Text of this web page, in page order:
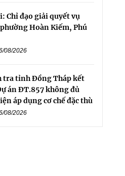
Chỉ đạo giải quyết vụ
Hoàn Kiếm, Phú
08/2026
tra tỉnh Đồng Tháp kết
án ĐT.857 không đủ
áp dụng cơ chế đặc thù
08/2026